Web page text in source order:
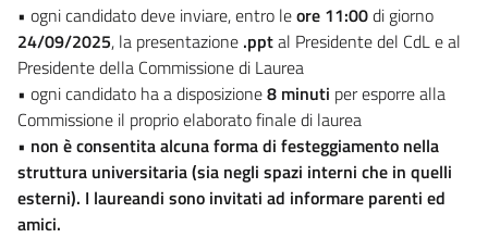
• ogni candidato deve inviare, entro leore 11:00di giorno
24/09/2025, la presentazione .pptal Presidente del CdL e al
Presidente della Commissione di Laurea
• ogni candidato ha a disposizione8 minuti per esporre alla
Commissione il proprio elaborato finale di laurea
• non è consentita alcuna forma di festeggiamento nella
struttura universitaria (sia negli spazi interni che in quelli
esterni). I laureandi sono invitati ad informare parenti ed
amici.